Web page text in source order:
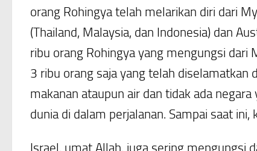
orang Rohingya telah melarikan diri dari
(Thailand, Malaysia, dan Indonesia) dan
ribu orang Rohingya yang mengungsi dari
3 ribu orang saja yang telah
makanan ataupun air dan tidak ada
dunia di dalam perjalanan. Sampai saat
Israel, umat Allah, juga sering mengungsi